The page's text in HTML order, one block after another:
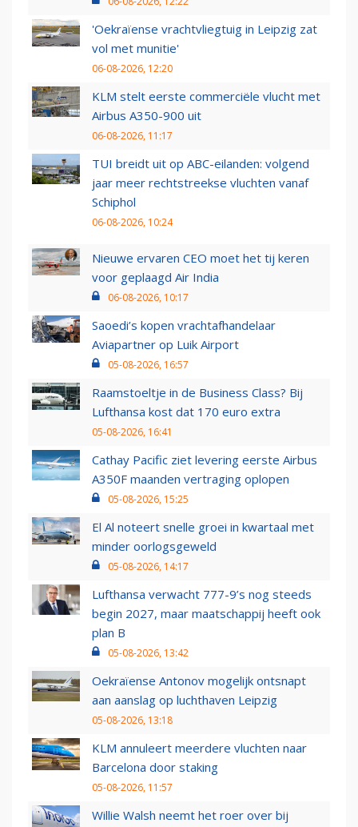
'Oekraïense vrachtvliegtuig in Leipzig zat
vol met munitie'
06-08-2026, 12:20
KLM stelt eerste commerciële vlucht met
Airbus A350-900 uit
06-08-2026, 11:17
TUI breidt uit op ABC-eilanden: volgend
jaar meer rechtstreekse vluchten vanaf
Schiphol
06-08-2026, 10:24
Nieuwe ervaren CEO moet het tij keren
voor geplaagd Air India
06-08-2026, 10:17
Saoedi’s kopen vrachtafhandelaar
Aviapartner op Luik Airport
05-08-2026, 16:57
Raamstoeltje in de Business Class? Bij
Lufthansa kost dat 170 euro extra
05-08-2026, 16:41
Cathay Pacific ziet levering eerste Airbus
A350F maanden vertraging oplopen
05-08-2026, 15:25
El Al noteert snelle groei in kwartaal met
minder oorlogsgeweld
05-08-2026, 14:17
Lufthansa verwacht 777-9’s nog steeds
begin 2027, maar maatschappij heeft ook
plan B
05-08-2026, 13:42
Oekraïense Antonov mogelijk ontsnapt
aan aanslag op luchthaven Leipzig
05-08-2026, 13:18
KLM annuleert meerdere vluchten naar
Barcelona door staking
05-08-2026, 11:57
Willie Walsh neemt het roer over bij